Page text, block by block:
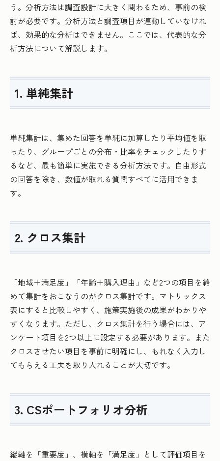
う。分析方法は調査設計に大きく関わるため、事前の検
討が必要です。分析方法と調査項目が連動していなけれ
ば、効果的な分析はできません。ここでは、代表的な分
析方法について解説します。
1. 単純集計
単純集計は、集めた回答を単純に加算したり平均値を取
ったり、グループごとの分布・比率をチェックしたりす
るなど、最も簡単に実施できる分析方法です。自由形式
の回答を除き、数値が取れる質問すべてに活用できま
す。
2. クロス集計
「地域＋満足度」「年齢＋購入理由」など2つの項目を絡
めて集計をおこなうのがクロス集計です。マトリックス
表にすると比較しやすく、施策実施後の成果がわかりや
すくなります。ただし、クロス集計を行う場合には、ア
ンケート項目を2つ以上に設定する必要があります。また
クロスさせたい項目を事前に明確にし、もれなく入力し
てもらえる工夫を取り入れることが大切です。
3. CSポートフォリオ分析
縦軸を「重要度」、横軸を「満足度」として評価項目を